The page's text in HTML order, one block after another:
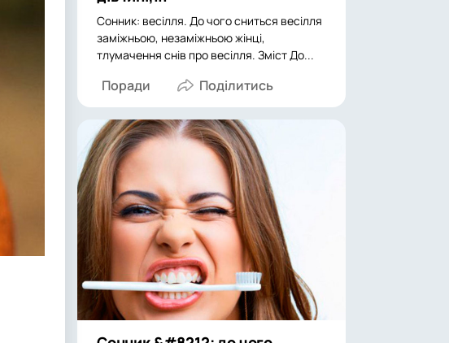
Сонник: весілля. До чого сниться весілля
заміжньою, незаміжньою жінці,
тлумачення снів про весілля. Зміст До...
Поради